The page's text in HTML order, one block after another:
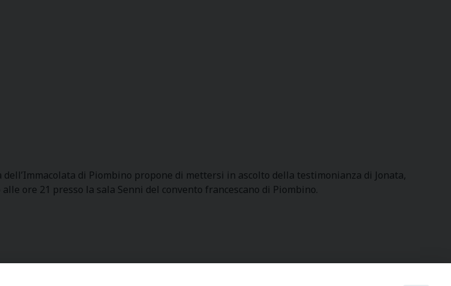
di Piombino propone di mettersi in ascolto della testimonianza di Jonata,
ore 21 presso la sala Senni del convento francescano di Piombino.